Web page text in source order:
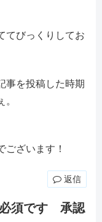
てびっくりしてお
事を投稿した時期
ございます！
返信
必須です 承認